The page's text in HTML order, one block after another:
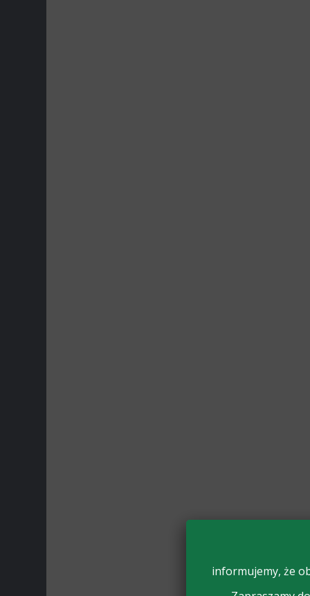
informujemy, że